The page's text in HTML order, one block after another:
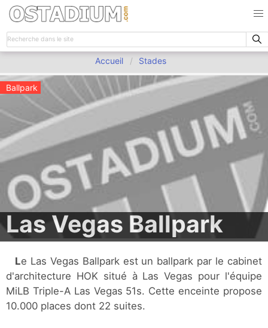
Accueil Stades
Ballpark
Las Vegas Ballpark
Le Las Vegas Ballpark est un ballpark par le cabinet
d'architecture HOK situé à Las Vegas pour l'équipe
MiLB Triple-A Las Vegas 51s. Cette enceinte propose
10.000 places dont 22 suites.